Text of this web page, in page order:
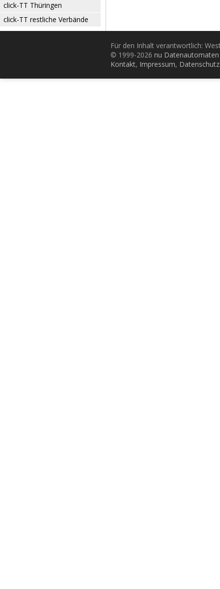
click-TT Thüringen
click-TT restliche Verbände
Für den Inhalt verantwortlich:
© 1999-2026 nu
Kontakt, Impressum, Datenschutz